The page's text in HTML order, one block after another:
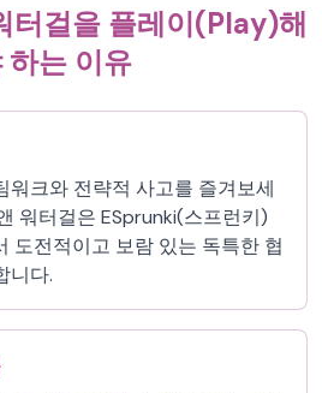
터걸을 플레이(Play)해
하는 이유
워크와 전략적 사고를 즐겨보세
워터걸은 ESprunki(스프런키)
도전적이고 보람 있는 독특한 협
니다.